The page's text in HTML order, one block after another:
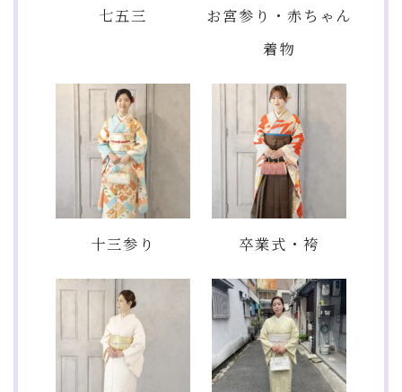
七五三
お宮参り・赤ちゃん
着物
十三参り 卒業式・袴